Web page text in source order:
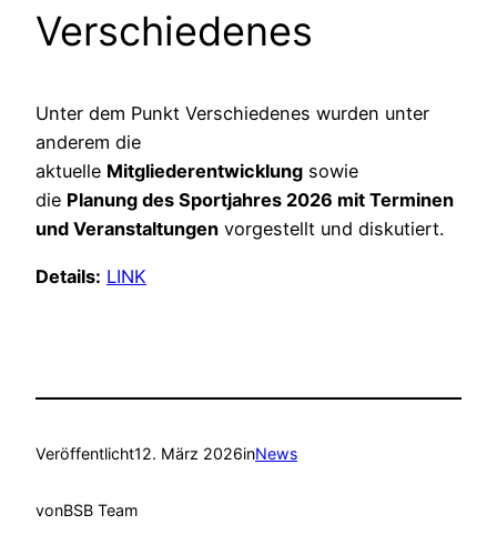
Verschiedenes
Unter dem Punkt Verschiedenes wurden unter
anderem die
aktuelle Mitgliederentwicklung sowie
die Planung des Sportjahres 2026 mit Terminen
und Veranstaltungen vorgestellt und diskutiert.
Details: LINK
Veröffentlicht12. März 2026inNews
vonBSB Team